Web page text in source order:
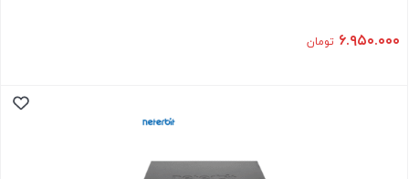
۶.۹۵۰.۰۰۰ تومان